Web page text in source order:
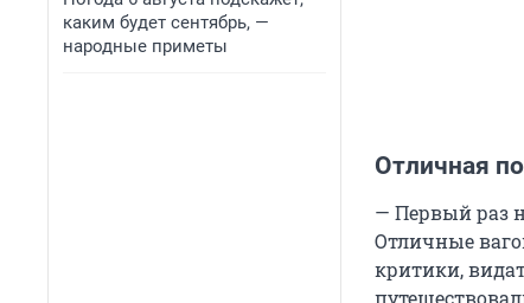
каким будет сентябрь, —
народные приметы
Отличная
— Первый раз
Отличные
критики,